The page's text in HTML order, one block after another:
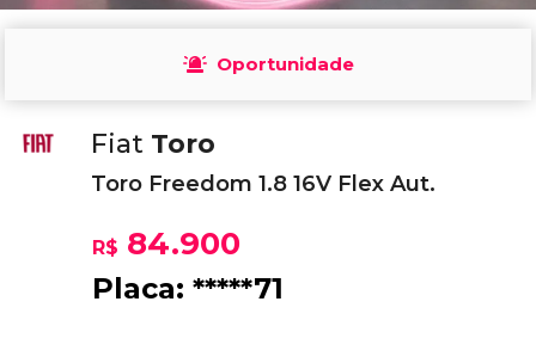
Oportunidade
Fiat Toro
Toro Freedom 1.8 16V Flex Aut.
R$ 84.900
Placa: *****71